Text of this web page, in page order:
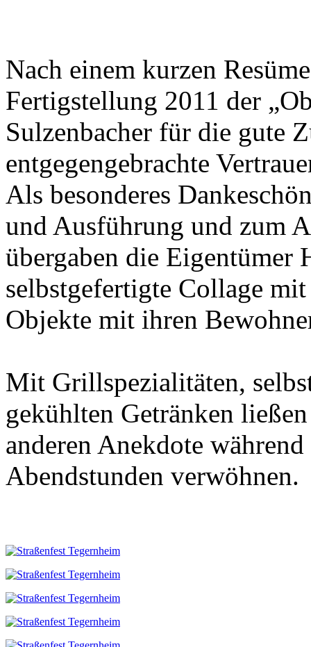
Nach einem kurzen
Fertigstellung 2011 der
Sulzenbacher für die gute
entgegengebrachte
Als besonderes
und Ausführung und zum
übergaben die Eigentümer
selbstgefertigte Collage
Objekte mit ihren
Mit Grillspezialitäten,
gekühlten Getränken
anderen Anekdote
Abendstunden verwöhnen.